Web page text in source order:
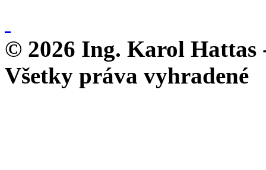
© 2026 Ing. Karol Hattas
Všetky práva vyhradené